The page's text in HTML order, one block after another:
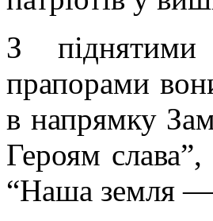
З піднятими
прапорами
в напрямку
Героям
“Наша земля —